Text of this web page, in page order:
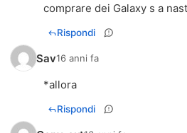
comprare dei Galaxy s a
Rispondi
Sav16 anni fa
*allora
Rispondi